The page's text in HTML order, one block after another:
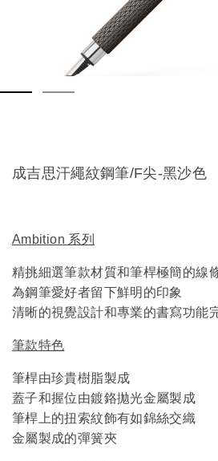
成吉思汗繩紋鋼筆/F尖-黑沙色
Ambition 系列
精挑細選筆款材質和筆桿極簡的線
為鋼筆愛好者留下鮮明的印象
清晰的視覺設計和專業的書寫功能
筆款特色
筆桿由珍貴樹脂製成
蓋子和握位由鍍鉻拋光金屬製成
筆桿上的扭索紋飾有如錦絲交織
金屬製成的彈簧夾